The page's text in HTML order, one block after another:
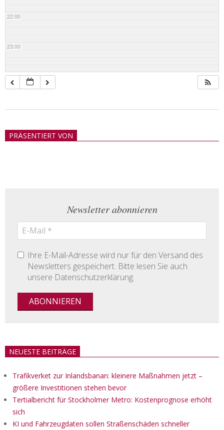
22:00
23:00
21PRÄSENTIERT VON
Newsletter abonnieren
Ihre E-Mail-Adresse wird nur für den Versand des
Newsletters gespeichert. Bitte lesen Sie auch
unsere Datenschutzerklärung.
NEUESTE BEITRÄGE
Trafikverket zur Inlandsbanan: kleinere Maßnahmen jetzt –
größere Investitionen stehen bevor
Tertialbericht für Stockholmer Metro: Kostenprognose erhöht
sich
KI und Fahrzeugdaten sollen Straßenschäden schneller